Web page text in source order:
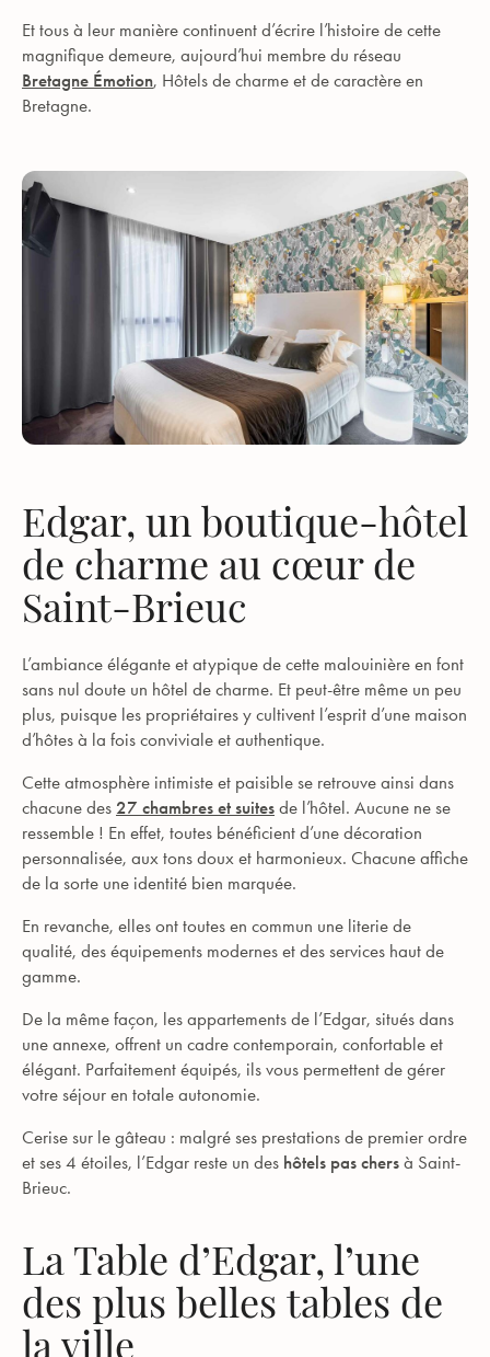
Et tous à leur manière continuent d’écrire l’histoire de cette
magnifique demeure, aujourd’hui membre du réseau
Bretagne Émotion, Hôtels de charme et de caractère en
Bretagne.
Edgar, un boutique-hôtel
de charme au cœur de
Saint-Brieuc
L’ambiance élégante et atypique de cette malouinière en font
sans nul doute un hôtel de charme. Et peut-être même un peu
plus, puisque les propriétaires y cultivent l’esprit d’une maison
d’hôtes à la fois conviviale et authentique.
Cette atmosphère intimiste et paisible se retrouve ainsi dans
chacune des 27 chambres et suites de l’hôtel. Aucune ne se
ressemble ! En effet, toutes bénéficient d’une décoration
personnalisée, aux tons doux et harmonieux. Chacune affiche
de la sorte une identité bien marquée.
En revanche, elles ont toutes en commun une literie de
qualité, des équipements modernes et des services haut de
gamme.
De la même façon, les appartements de l’Edgar, situés dans
une annexe, offrent un cadre contemporain, confortable et
élégant. Parfaitement équipés, ils vous permettent de gérer
votre séjour en totale autonomie.
Cerise sur le gâteau : malgré ses prestations de premier ordre
et ses 4 étoiles, l’Edgar reste un des hôtels pas chers à Saint-
Brieuc.
La Table d’Edgar, l’une
des plus belles tables de
la ville